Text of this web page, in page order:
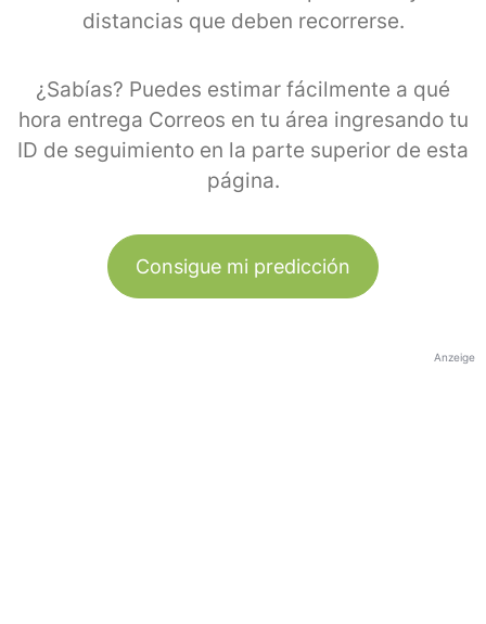
distancias que deben recorrerse.
¿Sabías? Puedes estimar fácilmente a qué
hora entrega Correos en tu área ingresando tu
ID de seguimiento en la parte superior de esta
página.
Consigue mi predicción
Anzeige